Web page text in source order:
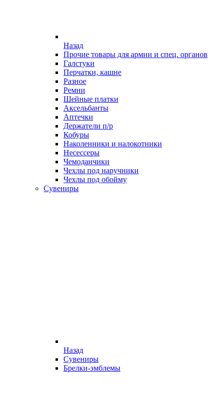
Назад
Прочие товары для армии и спец. органов
Галстуки
Перчатки, кашне
Разное
Ремни
Шейные платки
Аксельбанты
Аптечки
Держатели п/р
Кобуры
Наколенники и налокотники
Несессеры
Чемоданчики
Чехлы под наручники
Чехлы под обойму
Сувениры
Назад
Сувениры
Брелки-эмблемы